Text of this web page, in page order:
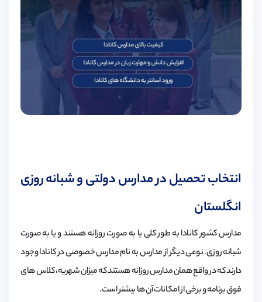
انتخاب تحصیل در مدارس دولتی و شبانه روزی
انگلستان
مدارس کشور کانادا به طور کلی یا به صورت روزانه هستند و یا به صورت
شبانه روزی. نوعی دیگر از مدارس به نام مدارس خصوصی در کانادا وجود
دارند که در واقع همان مدارس روزانه هستند که میزان شهریه، کلاس های
فوق برنامه و برخی از امکانات آن ها بیشتر است.